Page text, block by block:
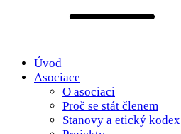
Úvod
Asociace
O asociaci
Proč se stát členem
Stanovy a etický kodex